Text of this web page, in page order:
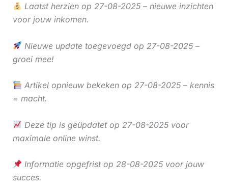
Laatst herzien op 27-08-2025 – nieuwe inzichten
voor jouw inkomen.
Nieuwe update toegevoegd op 27-08-2025 –
groei mee!
Artikel opnieuw bekeken op 27-08-2025 – kennis
= macht.
Deze tip is geüpdatet op 27-08-2025 voor
maximale online winst.
Informatie opgefrist op 28-08-2025 voor jouw
succes.